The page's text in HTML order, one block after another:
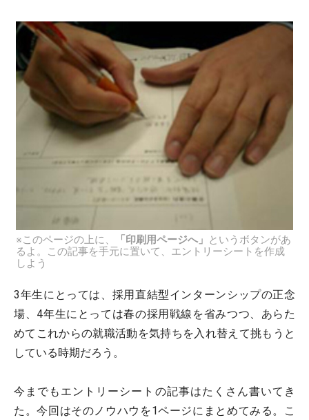
※このページの上に、 「印刷用ページへ」 というボタンがあ
るよ。この記事を手元に置いて、エントリーシートを作成
しよう
3年生にとっては、採用直結型インターンシップの正念
場、4年生にとっては春の採用戦線を省みつつ、あらた
めてこれからの就職活動を気持ちを入れ替えて挑もうと
している時期だろう。
今までもエントリーシートの記事はたくさん書いてき
た。今回はそのノウハウを1ページにまとめてみる。こ